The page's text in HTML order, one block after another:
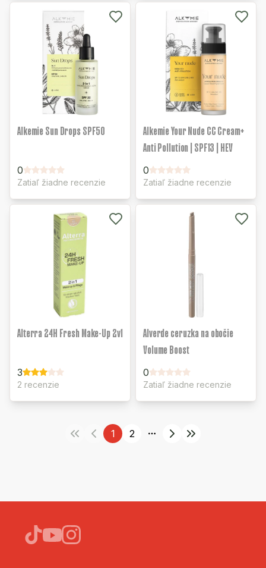
Alkemie Sun Drops SPF50
0
Zatiaľ žiadne recenzie
Alkemie Your Nude CC Cream+
Anti Pollution | SPF13 | HEV
0
Zatiaľ žiadne recenzie
Alterra 24H Fresh Make-Up 2v1
3
2 recenzie
Alverde ceruzka na obočie
Volume Boost
0
Zatiaľ žiadne recenzie
1 2
More pages